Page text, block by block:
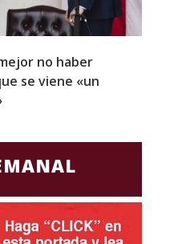
no haber
se viene «un